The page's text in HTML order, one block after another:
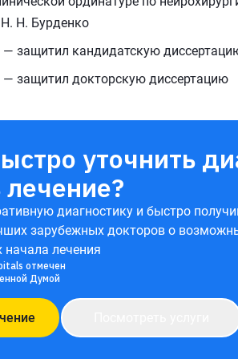
Н. Бурденко
— защитил кандидатскую
— защитил докторскую диссертацию
уточнить
лечение?
диагностику и быстро
зарубежных докторов о
начала лечения
отмечен
Думой